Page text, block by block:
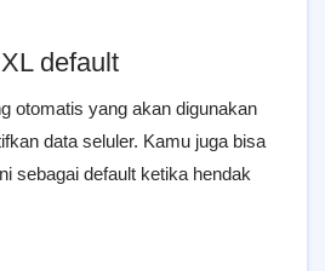
default
otomatis yang akan digunakan
data seluler. Kamu juga bisa
sebagai default ketika hendak